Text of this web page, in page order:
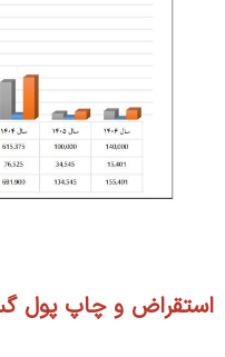
استقراض و چاپ پول